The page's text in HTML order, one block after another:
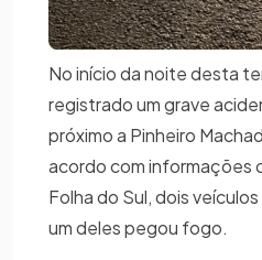
No início da noite desta
registrado um grave
próximo a Pinheiro
acordo com informações
Folha do Sul, dois
um deles pegou fogo.